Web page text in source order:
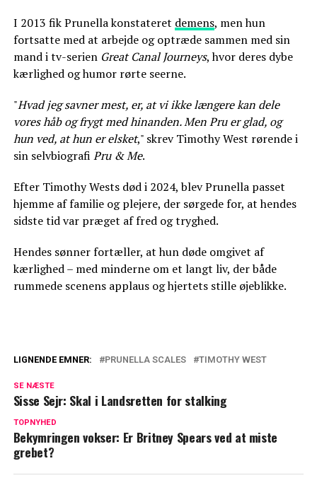
I 2013 fik Prunella konstateret demens, men hun
fortsatte med at arbejde og optræde sammen med sin
mand i tv-serien Great Canal Journeys, hvor deres dybe
kærlighed og humor rørte seerne.
"Hvad jeg savner mest, er, at vi ikke længere kan dele
vores håb og frygt med hinanden. Men Pru er glad, og
hun ved, at hun er elsket," skrev Timothy West rørende i
sin selvbiografi Pru & Me.
Efter Timothy Wests død i 2024, blev Prunella passet
hjemme af familie og plejere, der sørgede for, at hendes
sidste tid var præget af fred og tryghed.
Hendes sønner fortæller, at hun døde omgivet af
kærlighed – med minderne om et langt liv, der både
rummede scenens applaus og hjertets stille øjeblikke.
Dansk musiker hitter i Kina: Ligger
LIGNENDE EMNER: PRUNELLA SCALES TIMOTHY WEST
SE NÆSTE
Sisse Sejr: Skal i Landsretten for stalking
TOPNYHED
Bekymringen vokser: Er Britney Spears ved at miste
grebet?